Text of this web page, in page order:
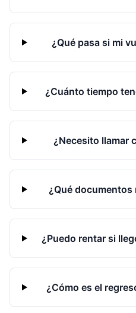
¿Qué pasa si mi
¿Cuánto tiempo
¿Necesito llamar
¿Qué documentos
¿Puedo rentar si
¿Cómo es el